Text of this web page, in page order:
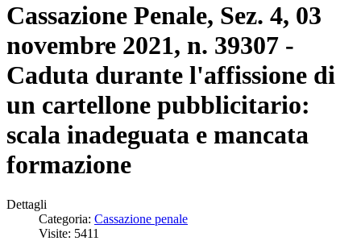
Cassazione Penale, Sez. 4, 03
novembre 2021, n. 39307 -
Caduta durante l'affissione di
un cartellone pubblicitario:
scala inadeguata e mancata
formazione
Dettagli
Categoria: Cassazione penale
Visite: 5411